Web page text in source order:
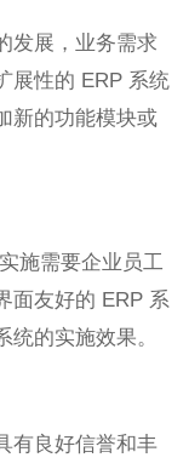
展，业务需求
展性的 ERP 系统
新的功能模块或
施需要企业员工
面友好的 ERP 系
的实施效果。
良好信誉和丰